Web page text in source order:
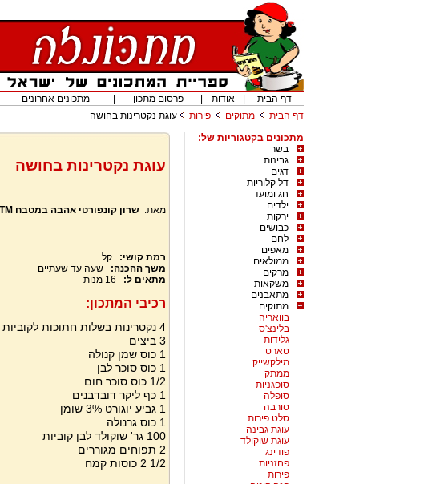
דף הבית
אודות פרסום מתכון מתכונים אחרונים
דף הבית
מתוקים פירות
עוגת נקטרינות בחושה
מתכונים בקטגוריות של:
בשר
גבינות
דגים
דל קלוריות
חג ומועד
ילדים
ירקות
כבושים
לחם
מאפים
ממולאים
מרקים
משקאות
מתאבנים
מתוקים
בוואריה
בלינצ'ס
גלידות
טארט
מילקשייק
ממתק
סופגניות
סופלה
סורבה
סלט פירות
עוגת גבינה
עוגת שוקולד
פודינג
פחזניות
פירות
עוגת נקטרינות בחושה
מאת: שרון קונפורטי אהבה במטבח TM
רמת קושי:
קל
משך ההכנה:
שעה עד שעתיים
מתאים ל:
16 מנות
רכיבי המתכון:
4 נקטרינות בשלות חתוכות לקוביות גסות
3 ביצים
1 כוס שמן קנולה
1 כוס סוכר לבן
1/2 כוס סוכר חום
1 כף ליקר דובדבנים
1 גביע יוגורט 3% שומן
1 כוס גרנולה
100 גר' שוקולד לבן קוביות
2 תפוחים מגוררים
1/2 2 כוסות קמח